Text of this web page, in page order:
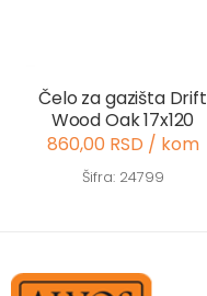
Čelo za gazišta Drift
Wood Oak 17x120
860,00 RSD / kom
Šifra: 24799